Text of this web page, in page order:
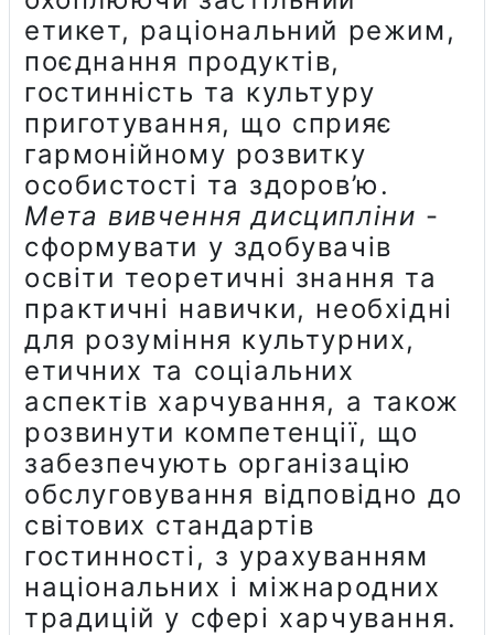
етикет, раціональний режим,
поєднання продуктів,
гостинність та культуру
приготування, що сприяє
гармонійному розвитку
особистості та здоров’ю.
Мета вивчення дисципліни -
сформувати у здобувачів
освіти теоретичні знання та
практичні навички, необхідні
для розуміння культурних,
етичних та соціальних
аспектів харчування, а також
розвинути компетенції, що
забезпечують організацію
обслуговування відповідно до
світових стандартів
гостинності, з урахуванням
національних і міжнародних
традицій у сфері харчування.